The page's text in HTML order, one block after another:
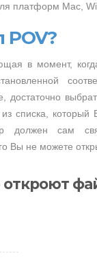
платформ Mac,
POV?
в момент,
достаточно
списка,
должен сам
Вы не можете